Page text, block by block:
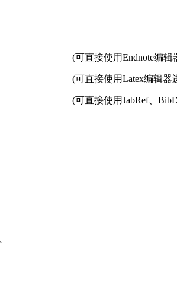
(可直接使用Endnote编辑
(可直接使用Latex编辑器
(可直接使用JabRef、